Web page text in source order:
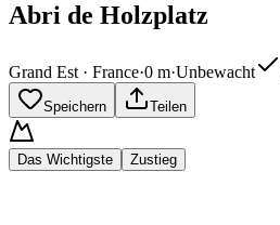
Abri de Holzplatz
Grand Est · France·0 m·Unbewacht
Speichern Teilen
Das Wichtigste Zustieg